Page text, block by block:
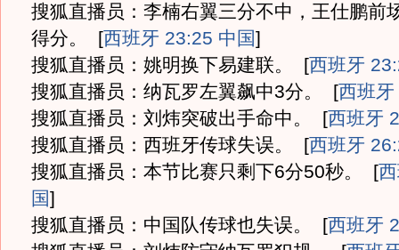
搜狐直播员：李楠右翼三分不中，王仕鹏前
得分。
[西班牙 23:25 中国]
搜狐直播员：姚明换下易建联。
[西班牙
搜狐直播员：纳瓦罗左翼飙中3分。
[西班
搜狐直播员：刘炜突破出手命中。
[西班牙
搜狐直播员：西班牙传球失误。
[西班牙
搜狐直播员：本节比赛只剩下6分50秒。
[
国]
搜狐直播员：中国队传球也失误。
[西班牙